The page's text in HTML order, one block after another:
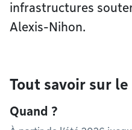
infrastructures
Alexis-Nihon.
Tout savoir sur
Quand ?